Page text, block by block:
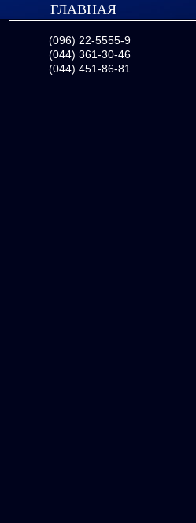
ГЛАВНАЯ
(096) 22-5555-9
(044) 361-30-46
(044) 451-86-81